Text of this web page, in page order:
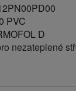
PVC
D
nezateplené